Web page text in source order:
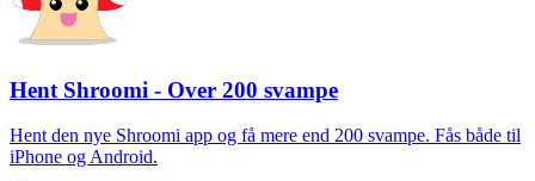
Hent Shroomi - Over 200 svampe
Hent den nye Shroomi app og få mere end 200 svampe. Fås både til
iPhone og Android.